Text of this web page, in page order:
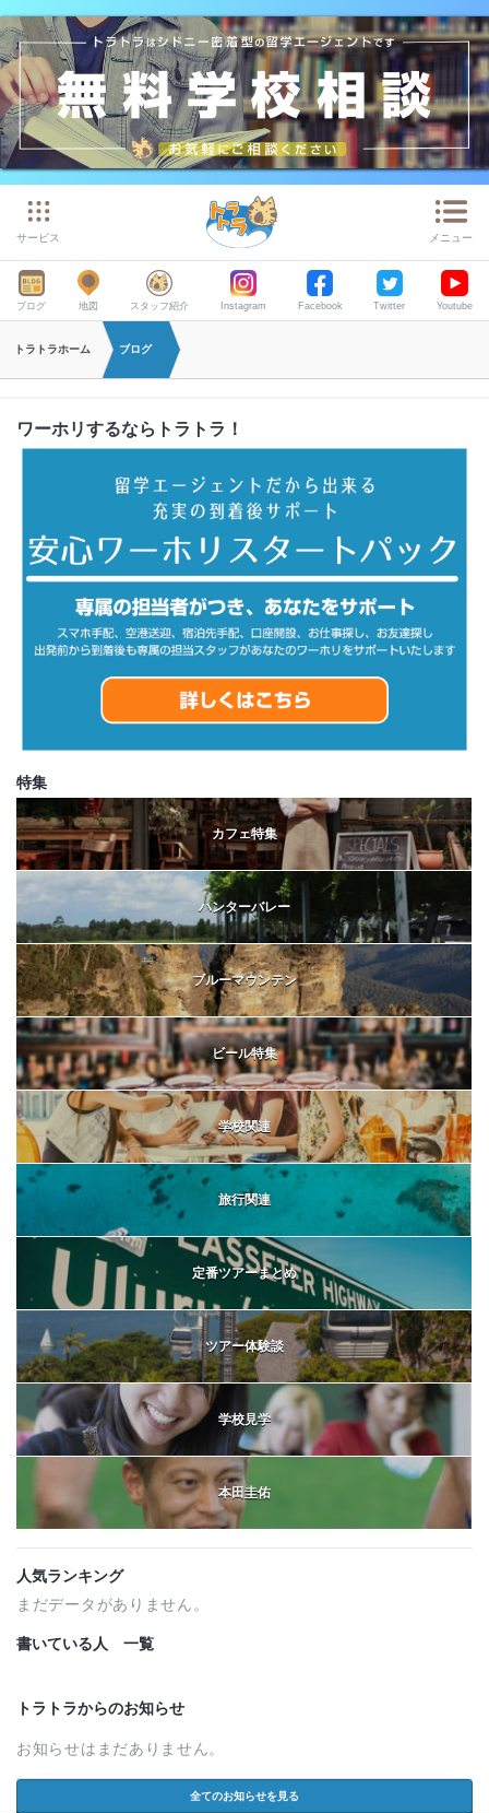
サービス メニュー
ブログ 地図 スタッフ紹介 Instagram Facebook Twitter Youtube
トラトラホーム ブログ
ワーホリするならトラトラ！
特集
カフェ特集
ハンターバレー
ブルーマウンテン
ビール特集
学校関連
旅行関連
定番ツアーまとめ
ツアー体験談
学校見学
本田圭佑
人気ランキング
まだデータがありません。
書いている人 一覧
トラトラからのお知らせ
お知らせはまだありません。
全てのお知らせを見る